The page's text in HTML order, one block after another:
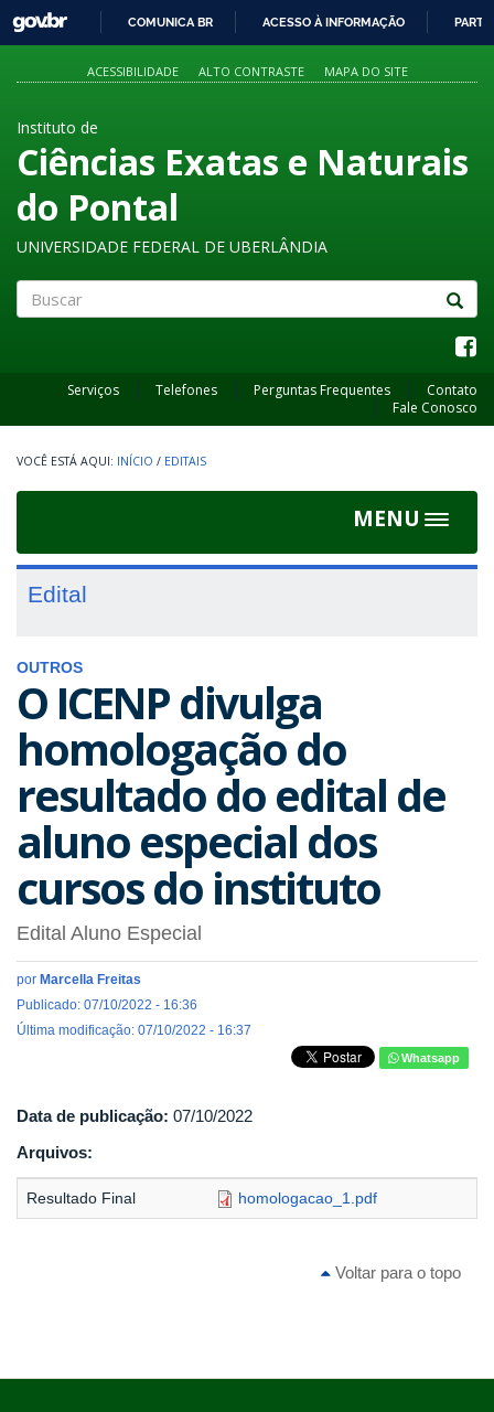
PARA
O
GOVBR
COMUNICA BR ACESSO À INFORMAÇÃO
ACESSIBILIDADE ALTO CONTRASTE MAPA DO SITE
Instituto de
Ciências Exatas e Naturais
do Pontal
UNIVERSIDADE FEDERAL DE UBERLÂNDIA
Serviços Telefones Perguntas Frequentes
Contato
Fale Conosco
INÍCIO / EDITAIS
MENU
Toggle
Edital
OUTROS
O ICENP divulga
homologação do
resultado do edital de
aluno especial dos
cursos do instituto
Edital Aluno Especial
por Marcella Freitas
Publicado: 07/10/2022 - 16:36
Última modificação: 07/10/2022 - 16:37
Whatsapp
Data de publicação: 07/10/2022
Arquivos:
Resultado Final homologacao_1.pdf
Voltar para o topo